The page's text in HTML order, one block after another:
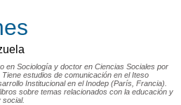
en Sociología y doctor en Ciencias Sociales por
estudios de comunicación en el Iteso
Institucional en el Inodep (París, Francia).
sobre temas relacionados con la educación y
social.